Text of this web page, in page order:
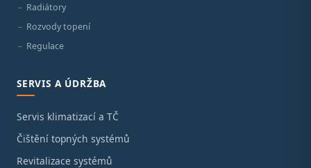
Radiátory
Rozvody topení
Regulace
SERVIS A ÚDRŽBA
Servis klimatizací a TČ
Čištění topných systémů
Revitalizace systémů